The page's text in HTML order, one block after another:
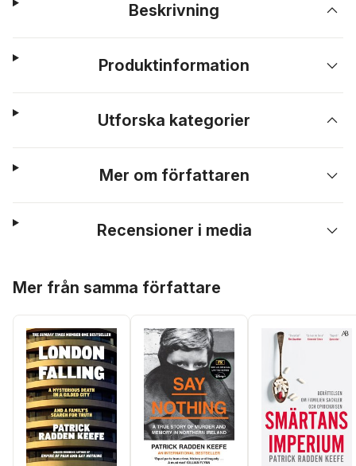
Beskrivning
Produktinformation
Utforska kategorier
Mer om författaren
Recensioner i media
Mer från samma författare